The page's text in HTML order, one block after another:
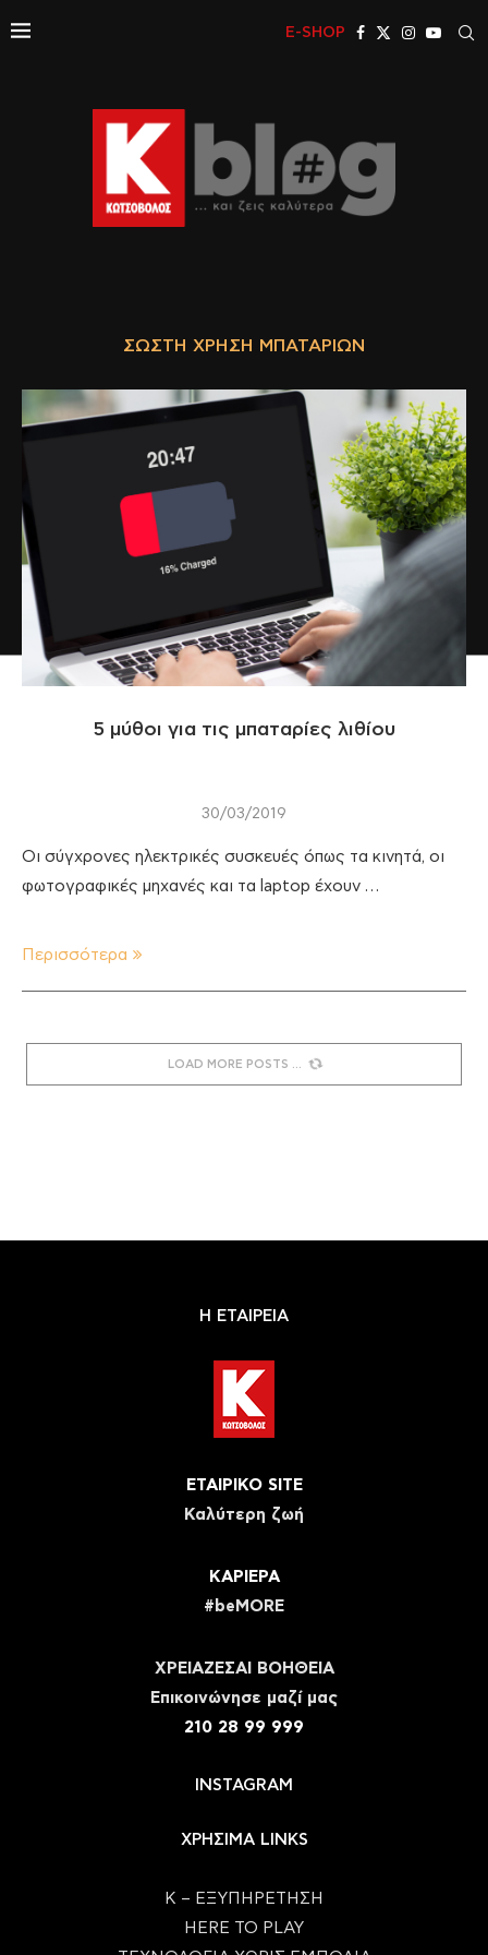
E-SHOP
ΣΩΣΤΉ ΧΡΉΣΗ ΜΠΑΤΑΡΙΏΝ
5 μύθοι για τις μπαταρίες λιθίου
30/03/2019
Οι σύγχρονες ηλεκτρικές συσκευές όπως τα κινητά, οι
φωτογραφικές μηχανές και τα laptop έχουν …
Περισσότερα
LOAD MORE POSTS
Η ΕΤΑΙΡΕΙΑ
ΕΤΑΙΡΙΚΟ SITE
Καλύτερη ζωή
ΚΑΡΙΕΡΑ
#beMORE
ΧΡΕΙΑΖΕΣΑΙ ΒΟΗΘΕΙΑ
Eπικοινώνησε μαζί μας
210 28 99 999
INSTAGRAM
ΧΡΗΣΙΜΑ LINKS
Κ – ΕΞΥΠΗΡΕΤΗΣΗ
HERE TO PLAY